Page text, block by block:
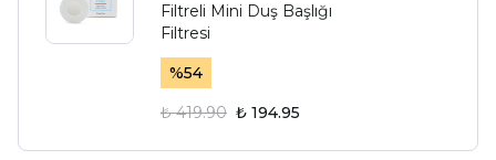
Filtreli Mini Duş Başlığı
Filtresi
%54
₺ 419.90 ₺ 194.95